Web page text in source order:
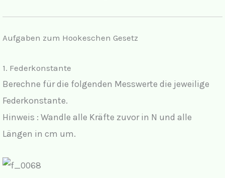
Aufgaben zum Hookeschen Gesetz
1. Federkonstante
Berechne für die folgenden Messwerte die jeweilige
Federkonstante.
Hinweis : Wandle alle Kräfte zuvor in N und alle
Längen in cm um.